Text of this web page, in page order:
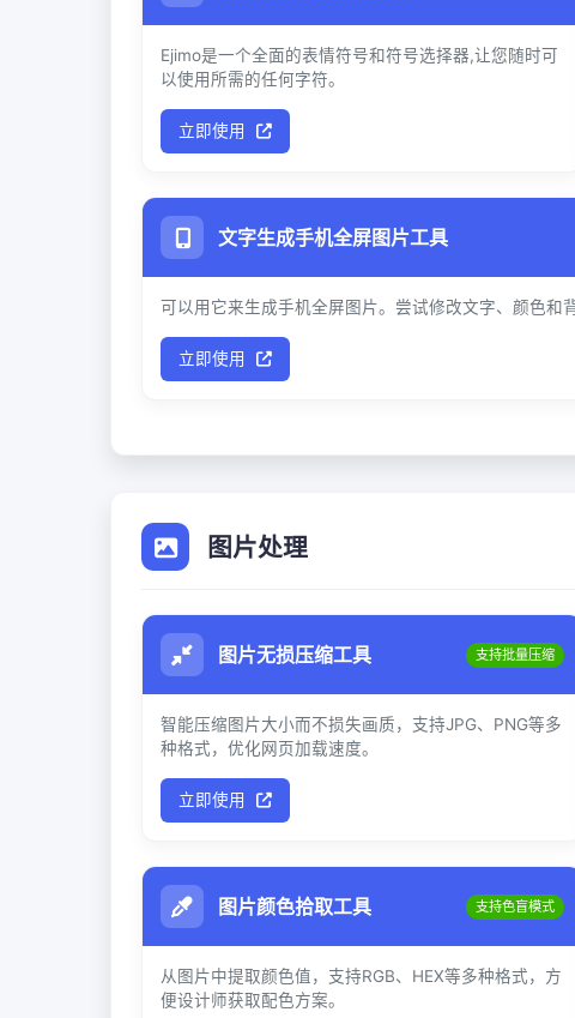
Ejimo是一个全面的表情符号和符号选择器,让您随时可
以使用所需的任何字符。
立即使用
文字生成手机全屏图片工具
可以用它来生成手机全屏图片。尝试修改文字、颜色和
立即使用
图片处理
图片无损压缩工具 支持批量压缩
智能压缩图片大小而不损失画质，支持JPG、PNG等多
种格式，优化网页加载速度。
立即使用
图片颜色拾取工具 支持色盲模式
从图片中提取颜色值，支持RGB、HEX等多种格式，方
便设计师获取配色方案。